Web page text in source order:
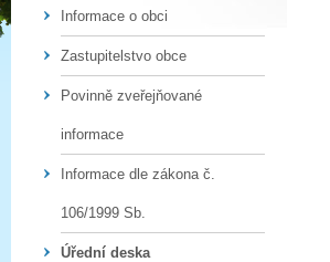
Informace o obci
Zastupitelstvo obce
Povinně zveřejňované
informace
Informace dle zákona č.
106/1999 Sb.
Úřední deska